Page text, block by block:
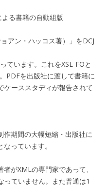
よる書籍の自動組版
アン・ハッコス著）」をDCJ
ています。これをXSL-FOと
PDFを出版社に渡して書籍に
ケーススタディが報告されて
作期間の大幅短縮・出版社に
っています。
がXMLの専門家であって、
っていません。また普通は1